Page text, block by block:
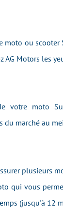
moto ou scooter
AG Motors les
votre moto
du marché au
plusieurs
qui vous
(jusqu'à 12